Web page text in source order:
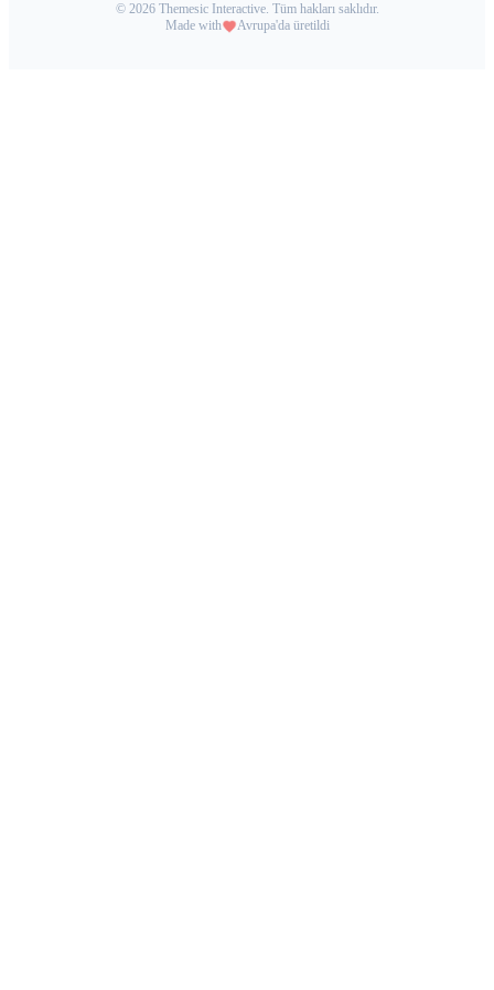
© 2026 Themesic Interactive. Tüm hakları saklıdır.
Made with
Avrupa'da üretildi